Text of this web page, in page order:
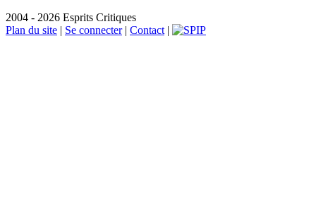
2004 - 2026 Esprits Critiques
Plan du site | Se connecter| Contact |